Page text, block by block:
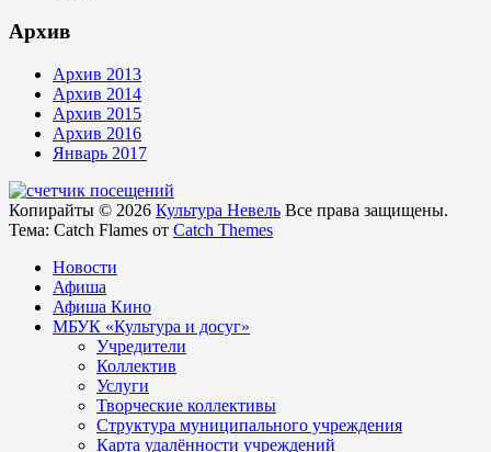
Архив
Архив 2013
Архив 2014
Архив 2015
Архив 2016
Январь 2017
Копирайты © 2026 Культура Невель Все права защищены.
Тема: Catch Flames от Catch Themes
Новости
Афиша
Афиша Кино
МБУК «Культура и досуг»
Учредители
Коллектив
Услуги
Творческие коллективы
Структура муниципального учреждения
Карта удалённости учреждений